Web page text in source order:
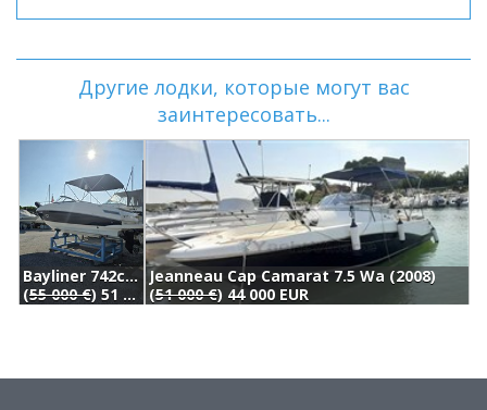
Другие лодки, которые могут вас
заинтересовать...
Bayliner 742cu (2017)
(55 000 €) 51 000 EUR
Jeanneau Cap Camarat 7.5 Wa (2008)
(51 000 €) 44 000 EUR